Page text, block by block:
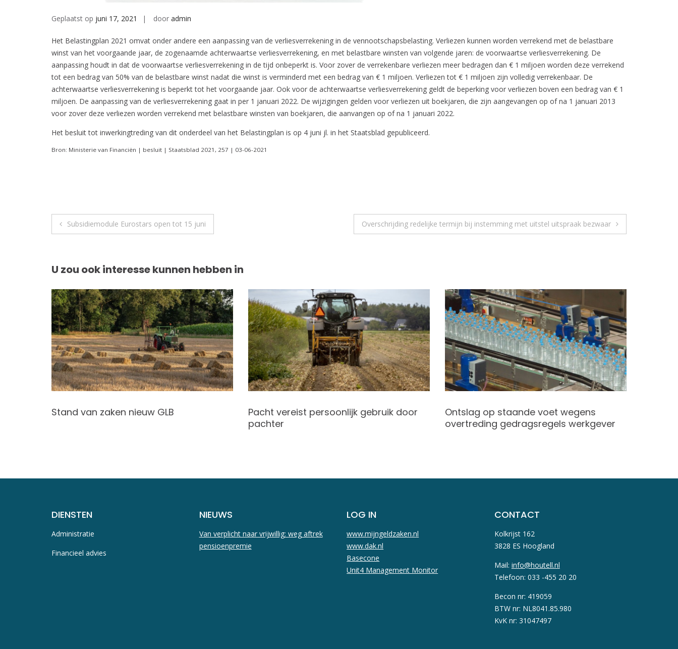
Geplaatst op juni 17, 2021 door admin
Het Belastingplan 2021 omvat onder andere een aanpassing van de verliesverrekening in de vennootschapsbelasting. Verliezen kunnen worden verrekend met de belastbare
winst van het voorgaande jaar, de zogenaamde achterwaartse verliesverrekening, en met belastbare winsten van volgende jaren: de voorwaartse verliesverrekening. De
aanpassing houdt in dat de voorwaartse verliesverrekening in de tijd onbeperkt is. Voor zover de verrekenbare verliezen meer bedragen dan € 1 miljoen worden deze verrekend
tot een bedrag van 50% van de belastbare winst nadat die winst is verminderd met een bedrag van € 1 miljoen. Verliezen tot € 1 miljoen zijn volledig verrekenbaar. De
achterwaartse verliesverrekening is beperkt tot het voorgaande jaar. Ook voor de achterwaartse verliesverrekening geldt de beperking voor verliezen boven een bedrag van € 1
miljoen. De aanpassing van de verliesverrekening gaat in per 1 januari 2022. De wijzigingen gelden voor verliezen uit boekjaren, die zijn aangevangen op of na 1 januari 2013
voor zover deze verliezen worden verrekend met belastbare winsten van boekjaren, die aanvangen op of na 1 januari 2022.
Het besluit tot inwerkingtreding van dit onderdeel van het Belastingplan is op 4 juni jl. in het Staatsblad gepubliceerd.
Bron: Ministerie van Financiën | besluit | Staatsblad 2021, 257 | 03-06-2021
Berichtnavigatie
Subsidiemodule Eurostars open tot 15 juni Overschrijding redelijke termijn bij instemming met uitstel uitspraak bezwaar
U zou ook interesse kunnen hebben in
Stand van zaken nieuw GLB
Pacht vereist persoonlijk gebruik door
pachter
Ontslag op staande voet wegens
overtreding gedragsregels werkgever
DIENSTEN
Administratie
Financieel advies
NIEUWS
Van verplicht naar vrijwillig: weg aftrek
pensioenpremie
LOG IN
www.mijngeldzaken.nl
www.dak.nl
Basecone
Unit4 Management Monitor
CONTACT
Kolkrijst 162
3828 ES Hoogland
Mail: info@houtell.nl
Telefoon: 033 -455 20 20
Becon nr: 419059
BTW nr: NL8041.85.980
KvK nr: 31047497